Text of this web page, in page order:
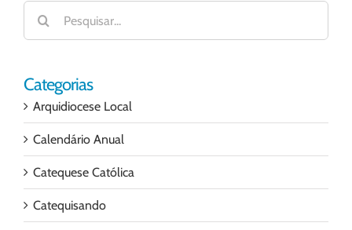
Buscar
resultados
para:
Categorias
Arquidiocese Local
Calendário Anual
Catequese Católica
Catequisando